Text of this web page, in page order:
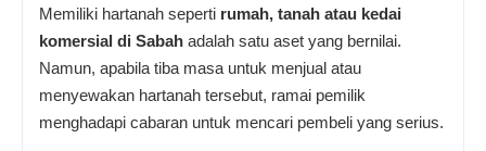
Memiliki hartanah seperti rumah, tanah atau kedai
komersial di Sabah adalah satu aset yang bernilai.
Namun, apabila tiba masa untuk menjual atau
menyewakan hartanah tersebut, ramai pemilik
menghadapi cabaran untuk mencari pembeli yang serius.